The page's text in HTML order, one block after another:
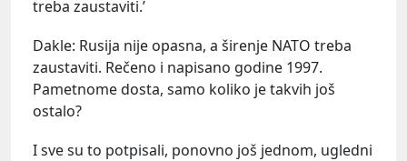
treba zaustaviti.’
Dakle: Rusija nije opasna, a širenje NATO treba
zaustaviti. Rečeno i napisano godine 1997.
Pametnome dosta, samo koliko je takvih još
ostalo?
I sve su to potpisali, ponovno još jednom, ugledni